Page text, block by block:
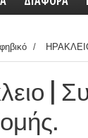
/
|